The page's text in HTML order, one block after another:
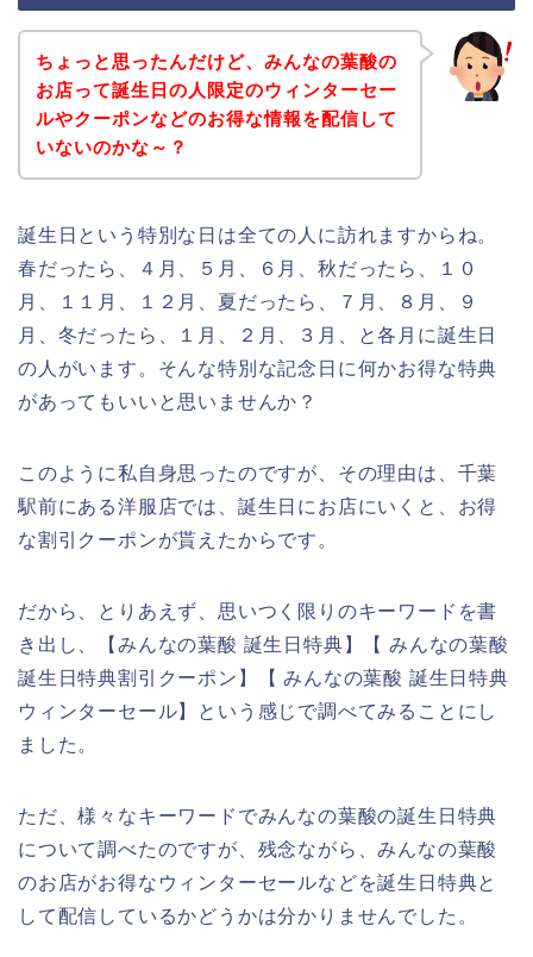
ちょっと思ったんだけど、みんなの葉酸の
お店って誕生日の人限定のウィンターセー
ルやクーポンなどのお得な情報を配信して
いないのかな～？
誕生日という特別な日は全ての人に訪れますからね。
春だったら、４月、５月、６月、秋だったら、１０
月、１１月、１２月、夏だったら、７月、８月、９
月、冬だったら、１月、２月、３月、と各月に誕生日
の人がいます。そんな特別な記念日に何かお得な特典
があってもいいと思いませんか？
このように私自身思ったのですが、その理由は、千葉
駅前にある洋服店では、誕生日にお店にいくと、お得
な割引クーポンが貰えたからです。
だから、とりあえず、思いつく限りのキーワードを書
き出し、【みんなの葉酸 誕生日特典】【 みんなの葉酸
誕生日特典割引クーポン】【 みんなの葉酸 誕生日特典
ウィンターセール】という感じで調べてみることにし
ました。
ただ、様々なキーワードでみんなの葉酸の誕生日特典
について調べたのですが、残念ながら、みんなの葉酸
のお店がお得なウィンターセールなどを誕生日特典と
して配信しているかどうかは分かりませんでした。